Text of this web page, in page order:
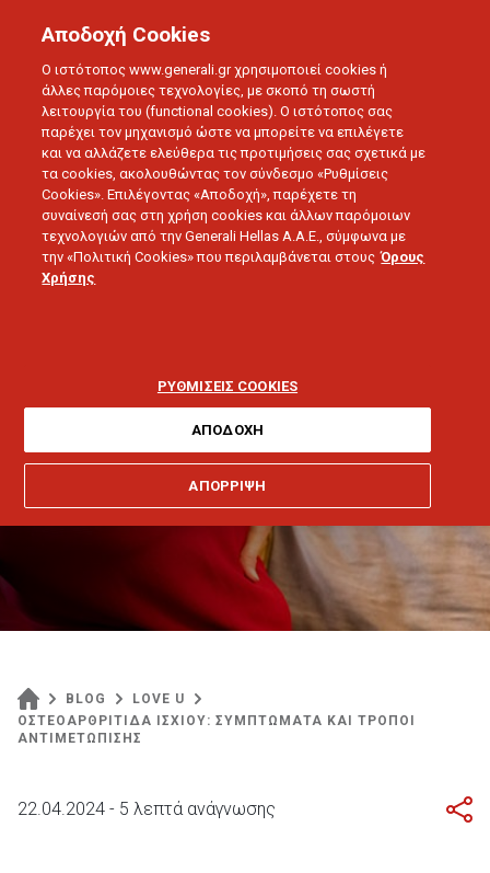
LOVE U
αντιμετώπισης
BLOG
LOVE U
ΟΣΤΕΟΑΡΘΡΙΤΙΔΑ ΙΣΧΙΟΥ: ΣΥΜΠΤΩΜΑΤΑ ΚΑΙ ΤΡΟΠΟΙ
ΑΝΤΙΜΕΤΩΠΙΣΗΣ
22.04.2024 - 5 λεπτά ανάγνωσης
Αποδοχή Cookies
Ο ιστότοπος www.generali.gr χρησιμοποιεί cookies ή
άλλες παρόμοιες τεχνολογίες, με σκοπό τη σωστή
λειτουργία του (functional cookies). Ο ιστότοπος σας
παρέχει τον μηχανισμό ώστε να μπορείτε να επιλέγετε
και να αλλάζετε ελεύθερα τις προτιμήσεις σας σχετικά με
τα cookies, ακολουθώντας τον σύνδεσμο «Ρυθμίσεις
Cookies». Επιλέγοντας «Αποδοχή», παρέχετε τη
συναίνεσή σας στη χρήση cookies και άλλων παρόμοιων
τεχνολογιών από την Generali Hellas A.A.E., σύμφωνα με
την «Πολιτική Cookies» που περιλαμβάνεται στους Όρους
Χρήσης
ΡΥΘΜΙΣΕΙΣ COOKIES
ΑΠΟΡΡΙΨΗ
ΑΠΟΔΟΧΗ